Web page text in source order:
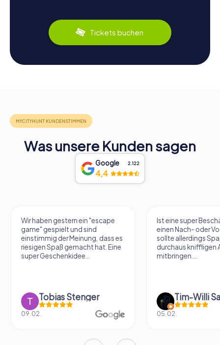
Tickets buchen
Was unsere Kunden sagen
Google 2.122
4,4
Wir haben gestern ein "escape
game" gespielt und sind
einstimmig der Meinung, dass es
riesigen Spaß gemacht hat. Eine
super Geschenkidee...
Tobias Stenger
09.02.
Ist eine super
einen Nach- oder
sollte allerdings
durchaus kniffligen
mitbringen....
Tim-Willi
05.02.